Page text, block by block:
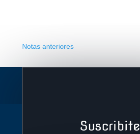
Notas anteriores
Suscribite